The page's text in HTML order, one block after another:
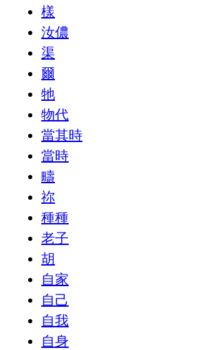
樣
汝儂
渠
爾
牠
物代
當其時
當時
疇
祢
種種
老子
胡
自家
自己
自我
自身